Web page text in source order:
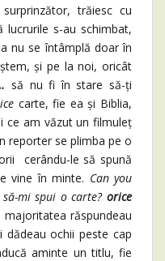
trăiesc cu
s-au schimbat,
nu se întâmplă doar în
și pe la noi, oricât
să nu fi în stare să-ți
carte, fie ea și Biblia,
ce am văzut un filmuleț
reporter se plimba pe o
cerându-le să spună
vine în minte. Can you
mi spui o carte?orice
răspundeau
ochii peste cap
aminte un titlu, fie